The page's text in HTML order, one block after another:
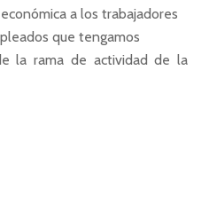
a los trabajadores
que tengamos
la rama de actividad de la